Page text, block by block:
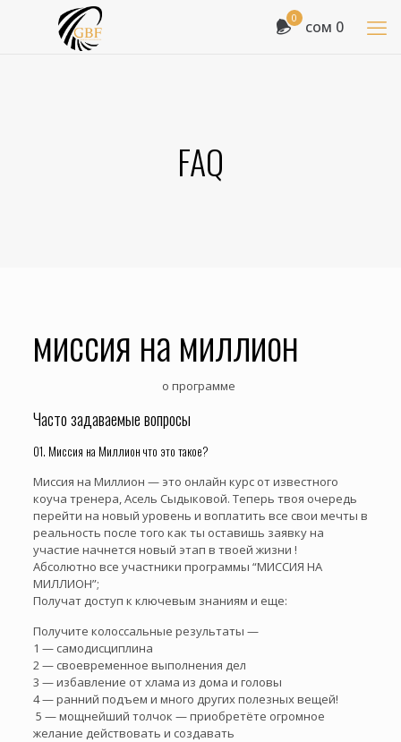
0 сом 0
FAQ
миссия на миллион
о программе
Часто задаваемые вопросы
01. Миссия на Миллион что это такое?
Миссия на Миллион — это онлайн курс от известного
коуча тренера, Асель Сыдыковой. Теперь твоя очередь
перейти на новый уровень и воплатить все свои мечты в
реальность после того как ты оставишь заявку на
участие начнется новый этап в твоей жизни !
Абсолютно все участники программы “МИССИЯ НА
МИЛЛИОН”;
Получат доступ к ключевым знаниям и еще:
Получите колоссальные результаты —
1 — самодисциплина
2 — своевременное выполнения дел
3 — избавление от хлама из дома и головы
4 — ранний подъем и много других полезных вещей!
5 — мощнейший толчок — приобретёте огромное
желание действовать и создавать